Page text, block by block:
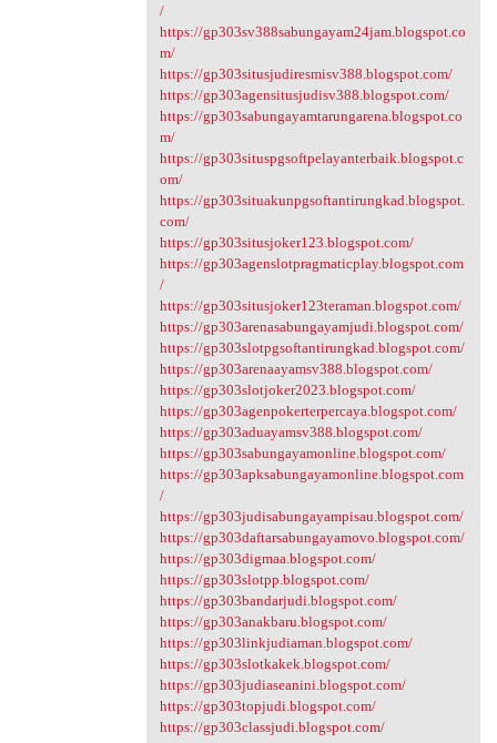
/
https://gp303sv388sabungayam24jam.blogspot.co
m/
https://gp303situsjudiresmisv388.blogspot.com/
https://gp303agensitusjudisv388.blogspot.com/
https://gp303sabungayamtarungarena.blogspot.co
m/
https://gp303situspgsoftpelayanterbaik.blogspot.c
om/
https://gp303situakunpgsoftantirungkad.blogspot.
com/
https://gp303situsjoker123.blogspot.com/
https://gp303agenslotpragmaticplay.blogspot.com
/
https://gp303situsjoker123teraman.blogspot.com/
https://gp303arenasabungayamjudi.blogspot.com/
https://gp303slotpgsoftantirungkad.blogspot.com/
https://gp303arenaayamsv388.blogspot.com/
https://gp303slotjoker2023.blogspot.com/
https://gp303agenpokerterpercaya.blogspot.com/
https://gp303aduayamsv388.blogspot.com/
https://gp303sabungayamonline.blogspot.com/
https://gp303apksabungayamonline.blogspot.com
/
https://gp303judisabungayampisau.blogspot.com/
https://gp303daftarsabungayamovo.blogspot.com/
https://gp303digmaa.blogspot.com/
https://gp303slotpp.blogspot.com/
https://gp303bandarjudi.blogspot.com/
https://gp303anakbaru.blogspot.com/
https://gp303linkjudiaman.blogspot.com/
https://gp303slotkakek.blogspot.com/
https://gp303judiaseanini.blogspot.com/
https://gp303topjudi.blogspot.com/
https://gp303classjudi.blogspot.com/